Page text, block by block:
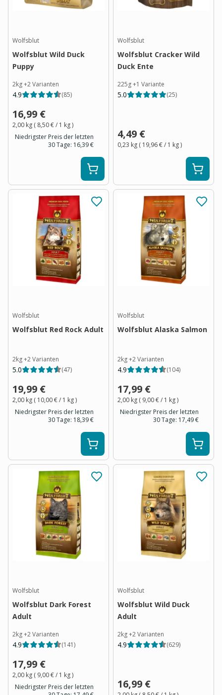
Wolfsblut
Wolfsblut Wild Duck
Puppy
2kg+2Varianten
4.9 (85)
16,99 €
2,00 kg ( 8,50 €/ 1 kg)
Niedrigster Preis der letzten
30 Tage: 16,39 €
Wolfsblut
Wolfsblut Cracker Wild
Duck Ente
225g+1 Variante
5.0 (25)
4,49 €
0,23 kg ( 19,96 €/ 1 kg)
Wolfsblut
Wolfsblut Red Rock Adult
2kg+2Varianten
5.0 (47)
19,99 €
2,00 kg ( 10,00 €/ 1 kg)
Niedrigster Preis der letzten
30 Tage: 18,39 €
Wolfsblut
Wolfsblut Alaska Salmon
2kg+2Varianten
4.9 (104)
17,99 €
2,00 kg ( 9,00 €/ 1 kg)
Niedrigster Preis der letzten
30 Tage: 17,49 €
Wolfsblut
Wolfsblut Dark Forest
Adult
2kg+2Varianten
4.9 (141)
17,99 €
2,00 kg ( 9,00 €/ 1 kg)
Niedrigster Preis der letzten
Wolfsblut
Wolfsblut Wild Duck
Adult
2kg+2Varianten
4.9 (629)
16,99 €